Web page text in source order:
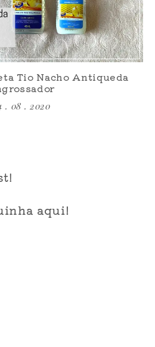
Tio Nacho Antiqueda
. 08 . 2020
aqui!